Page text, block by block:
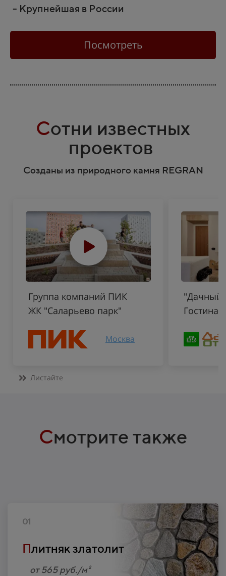
- Крупнейшая в России
Посмотреть
Сотни известных
проектов
Созданы из природного камня REGRAN
Группа компаний ПИК
ЖК "Саларьево парк"
Москва
"Дачный
Гостиная
Листайте
Смотрите также
01
Плитняк златолит
от 565 руб./м²